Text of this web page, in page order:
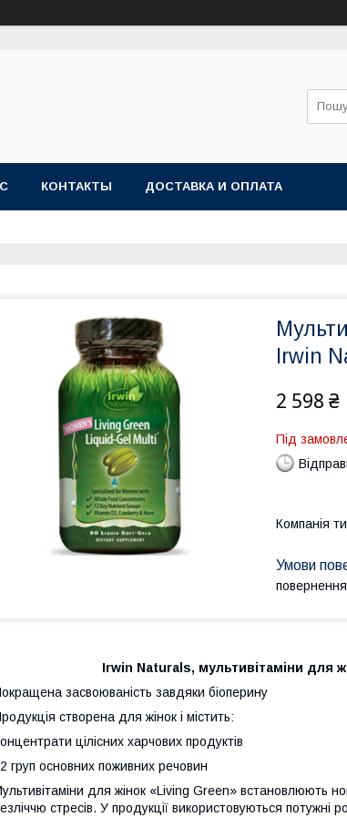
КОНТАКТЫ ДОСТАВКА И ОПЛАТА
Irwin
2 598 ₴
Під
Компанія
Irwin Naturals, мультивітаміни для
засвоюваність завдяки біоперину
створена для жінок і містить:
цілісних харчових продуктів
груп основних поживних речовин
для жінок «Living Green» встановлюють
стресів. У продукції використовуються потужні